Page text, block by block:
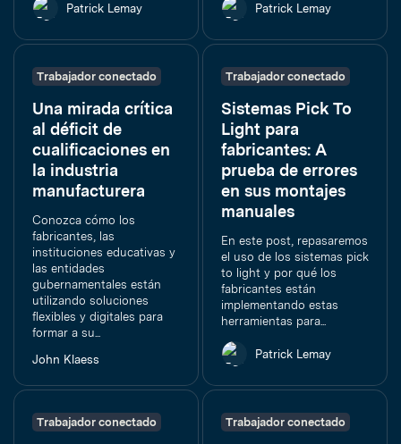
Patrick Lemay Patrick Lemay
Trabajador conectado
Una mirada crítica
al déficit de
cualificaciones en
la industria
manufacturera
Conozca cómo los
fabricantes, las
instituciones educativas y
las entidades
gubernamentales están
utilizando soluciones
flexibles y digitales para
formar a su...
John Klaess
Trabajador conectado
Sistemas Pick To
Light para
fabricantes: A
prueba de errores
en sus montajes
manuales
En este post, repasaremos
el uso de los sistemas pick
to light y por qué los
fabricantes están
implementando estas
herramientas para...
Patrick Lemay
Trabajador conectado Trabajador conectado